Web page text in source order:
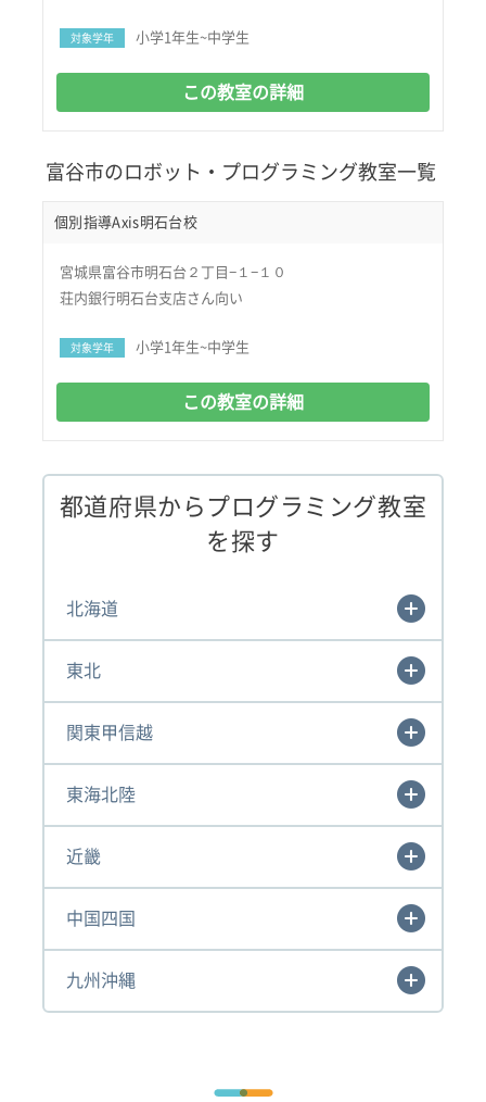
対象学年 小学1年生~中学生
この教室の詳細
富谷市のロボット・プログラミング教室一覧
個別指導Axis明石台校
宮城県富谷市明石台２丁目−１−１０
荘内銀行明石台支店さん向い
対象学年 小学1年生~中学生
この教室の詳細
都道府県からプログラミング教室
を探す
北海道
東北
関東甲信越
東海北陸
近畿
中国四国
九州沖縄